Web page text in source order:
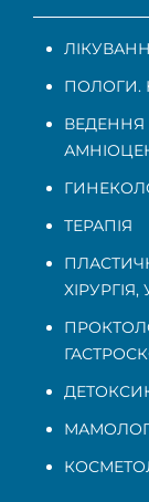
ПОЛОГИ.
ВЕДЕННЯ
ТЕРАПІЯ